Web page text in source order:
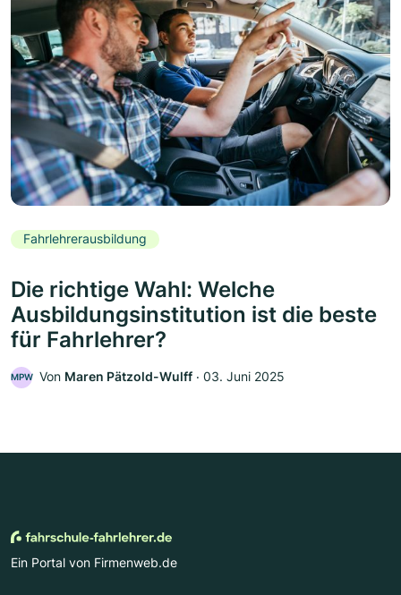
Fahrlehrerausbildung
Die richtige Wahl: Welche
Ausbildungsinstitution ist die beste
für Fahrlehrer?
MPW Von Maren Pätzold-Wulff ‧ 03. Juni 2025
Ein Portal von Firmenweb.de